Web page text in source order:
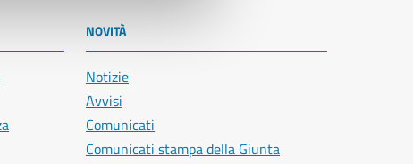
NOVITÀ
Notizie
Avvisi
Comunicati
Comunicati stampa della Giunta